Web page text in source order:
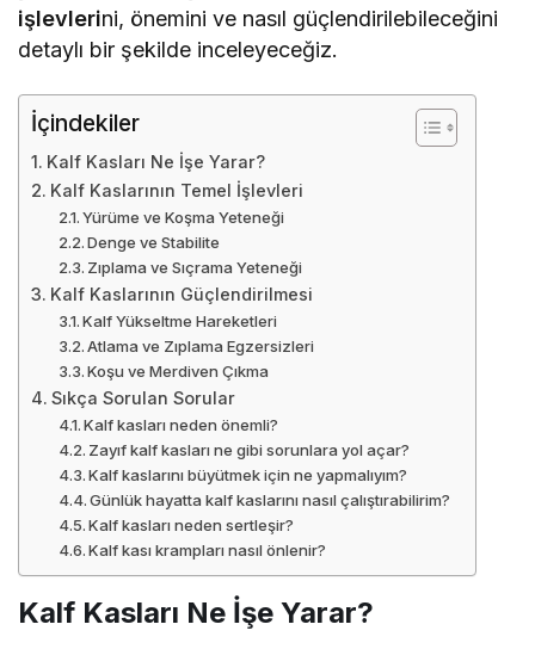
işlevlerini, önemini ve nasıl güçlendirilebileceğini
detaylı bir şekilde inceleyeceğiz.
İçindekiler
Kalf Kasları Ne İşe Yarar?
Kalf Kaslarının Temel İşlevleri
Yürüme ve Koşma Yeteneği
Denge ve Stabilite
Zıplama ve Sıçrama Yeteneği
Kalf Kaslarının Güçlendirilmesi
Kalf Yükseltme Hareketleri
Atlama ve Zıplama Egzersizleri
Koşu ve Merdiven Çıkma
Sıkça Sorulan Sorular
Kalf kasları neden önemli?
Zayıf kalf kasları ne gibi sorunlara yol açar?
Kalf kaslarını büyütmek için ne yapmalıyım?
Günlük hayatta kalf kaslarını nasıl çalıştırabilirim?
Kalf kasları neden sertleşir?
Kalf kası krampları nasıl önlenir?
Kalf Kasları Ne İşe Yarar?